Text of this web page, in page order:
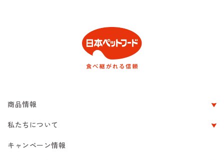
商品情報
私たちについて
キャンペーン情報